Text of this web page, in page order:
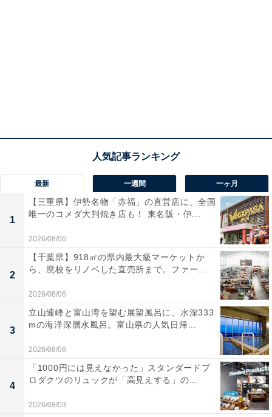
最新 一週間 一ヶ月
1
【三重県】伊勢名物「赤福」の直営店に、全国
唯一のコメダ大判焼き店も！ 東名阪・伊...
2026/08/06
2
【千葉県】918㎡の県内最大級マーケットか
ら、廃校をリノベした直売所まで。ファー...
2026/08/06
3
立山連峰と富山湾を望む展望風呂に、水深333
mの海洋深層水風呂。富山県の人気日帰...
2026/08/06
4
「1000円には見えなかった」スタンダードプ
ロダクツのリュックが「高見えする」の...
2026/08/03